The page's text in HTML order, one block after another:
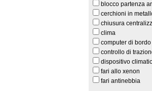
blocco partenza
cerchioni in
chiusura
clima
computer di bordo
controllo di
dispositivo
fari allo xenon
fari antinebbia